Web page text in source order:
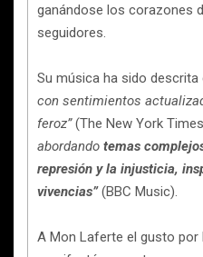
ganándose los corazones
seguidores.
Su música ha sido descrita
con sentimientos
feroz”(The New York
abordando temas
represión y la injusticia,
vivencias” (BBC Music).
A Mon Laferte el gusto por